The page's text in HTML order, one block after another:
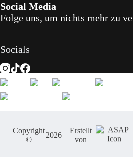
Social Media
Folge uns, um nichts mehr zu
Socials
Copyright
©
2026–
Erstellt
von